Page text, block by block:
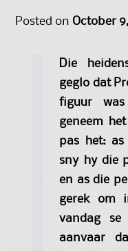
Posted on October
Die
geglo dat
figuur
geneem
pas het:
sny hy die
en as die
gerek om
vandag se
aanvaar